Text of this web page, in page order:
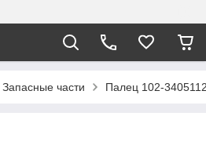
Запасные части Палец 102-